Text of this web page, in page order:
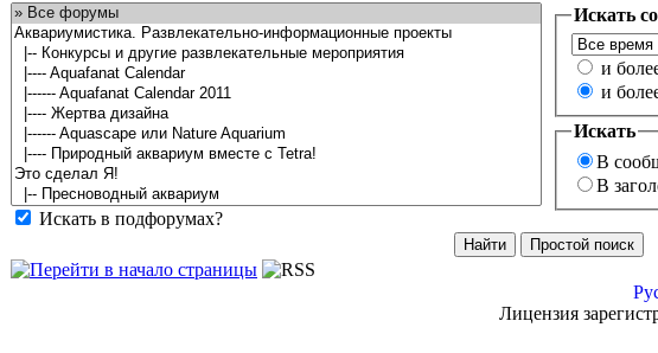
Искать в подфорумах?
Искать
и
и
Искать
В
В
Лицензия